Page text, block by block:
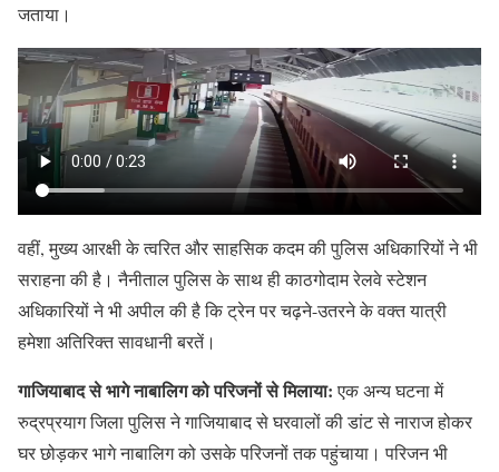
जताया।
वहीं, मुख्य आरक्षी के त्वरित और साहसिक कदम की पुलिस अधिकारियों ने भी
सराहना की है। नैनीताल पुलिस के साथ ही काठगोदाम रेलवे स्टेशन
अधिकारियों ने भी अपील की है कि ट्रेन पर चढ़ने-उतरने के वक्त यात्री
हमेशा अतिरिक्त सावधानी बरतें।
गाजियाबाद से भागे नाबालिग को परिजनों से मिलाया:एक अन्य घटना में
रुद्रप्रयाग जिला पुलिस ने गाजियाबाद से घरवालों की डांट से नाराज होकर
घर छोड़कर भागे नाबालिग को उसके परिजनों तक पहुंचाया। परिजन भी